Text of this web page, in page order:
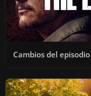
Cambios del